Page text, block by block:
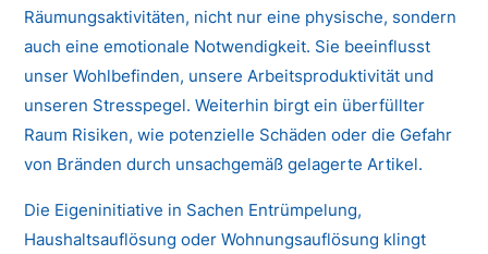
Räumungsaktivitäten, nicht nur eine physische, sondern
auch eine emotionale Notwendigkeit. Sie beeinflusst
unser Wohlbefinden, unsere Arbeitsproduktivität und
unseren Stresspegel. Weiterhin birgt ein überfüllter
Raum Risiken, wie potenzielle Schäden oder die Gefahr
von Bränden durch unsachgemäß gelagerte Artikel.
Die Eigeninitiative in Sachen Entrümpelung,
Haushaltsauflösung oder Wohnungsauflösung klingt